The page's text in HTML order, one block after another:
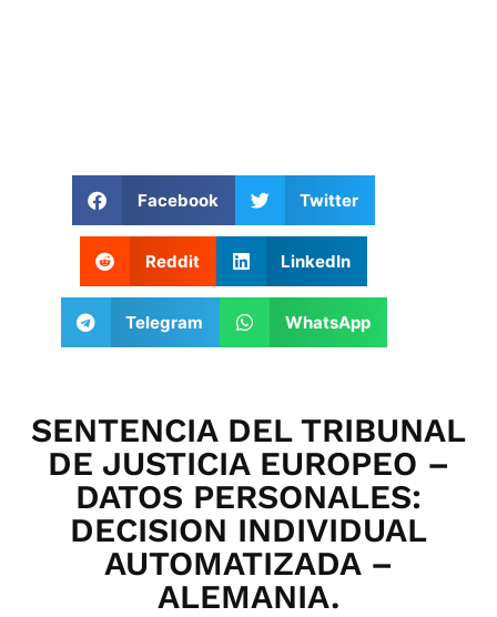
Facebook Twitter
Reddit LinkedIn
Telegram WhatsApp
SENTENCIA DEL TRIBUNAL
DE JUSTICIA EUROPEO –
DATOS PERSONALES:
DECISION INDIVIDUAL
AUTOMATIZADA –
ALEMANIA.